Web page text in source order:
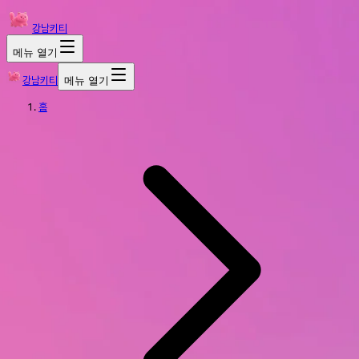
강남키티
메뉴 열기
강남키티 메뉴 열기
홈